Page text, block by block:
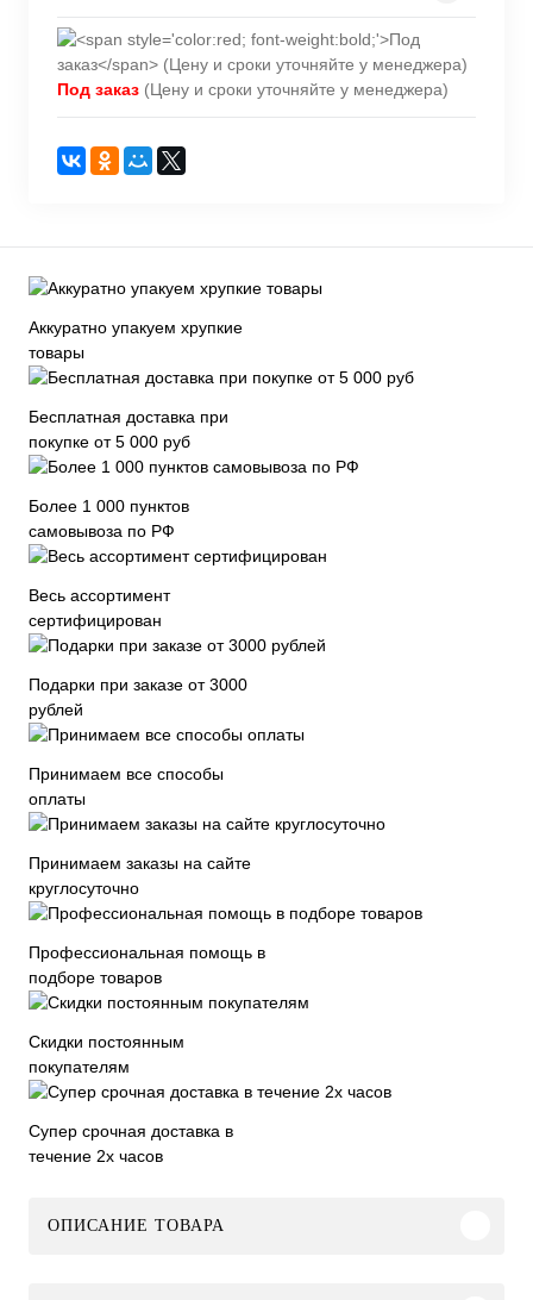
Под заказ (Цену и сроки уточняйте у менеджера)
Аккуратно упакуем хрупкие
товары
Бесплатная доставка при
покупке от 5 000 руб
Более 1 000 пунктов
самовывоза по РФ
Весь ассортимент
сертифицирован
Подарки при заказе от 3000
рублей
Принимаем все способы
оплаты
Принимаем заказы на сайте
круглосуточно
Профессиональная помощь в
подборе товаров
Скидки постоянным
покупателям
Супер срочная доставка в
течение 2х часов
ОПИСАНИЕ ТОВАРА